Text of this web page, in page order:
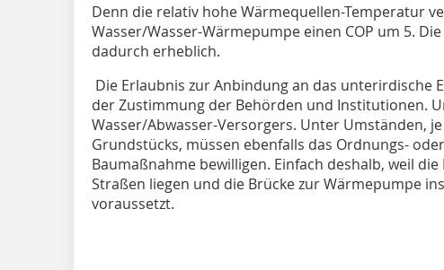
Denn die relativ hohe Wärmequellen-Temperatur
Wasser/Wasser-Wärmepumpe einen COP um 5.
dadurch erheblich.
Die Erlaubnis zur Anbindung an das unterirdische
der Zustimmung der Behörden und Institutionen.
Wasser/Abwasser-Versorgers. Unter Umständen,
Grundstücks, müssen ebenfalls das Ordnungs-
Baumaßnahme bewilligen. Einfach deshalb, weil
Straßen liegen und die Brücke zur Wärmepumpe
voraussetzt.